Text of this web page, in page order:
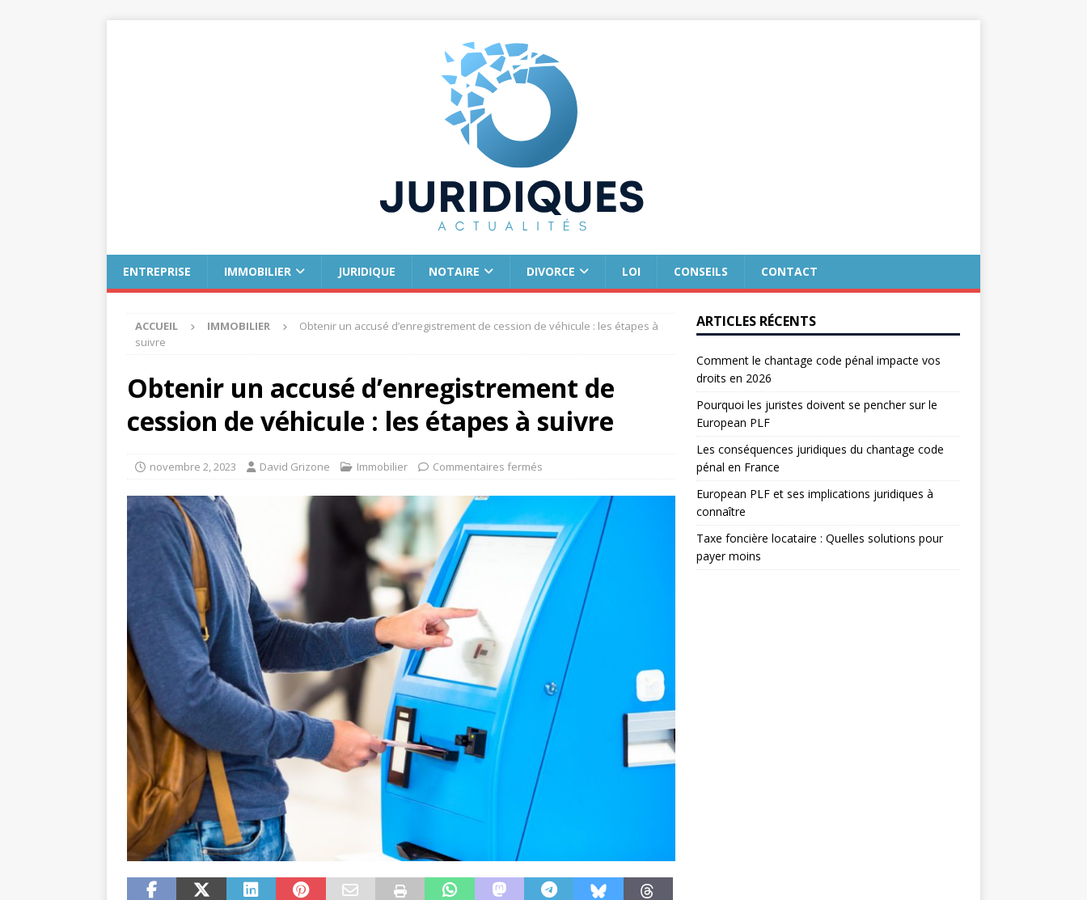
ENTREPRISE IMMOBILIER JURIDIQUE NOTAIRE DIVORCE LOI CONSEILS CONTACT
ACCUEIL IMMOBILIER
Obtenir un accusé d’enregistrement de cession de véhicule : les étapes à
suivre
Obtenir un accusé d’enregistrement de
cession de véhicule : les étapes à suivre
novembre 2, 2023 David Grizone Immobilier Commentaires fermés
ARTICLES RÉCENTS
Comment le chantage code pénal impacte vos
droits en 2026
Pourquoi les juristes doivent se pencher sur le
European PLF
Les conséquences juridiques du chantage code
pénal en France
European PLF et ses implications juridiques à
connaître
Taxe foncière locataire : Quelles solutions pour
payer moins